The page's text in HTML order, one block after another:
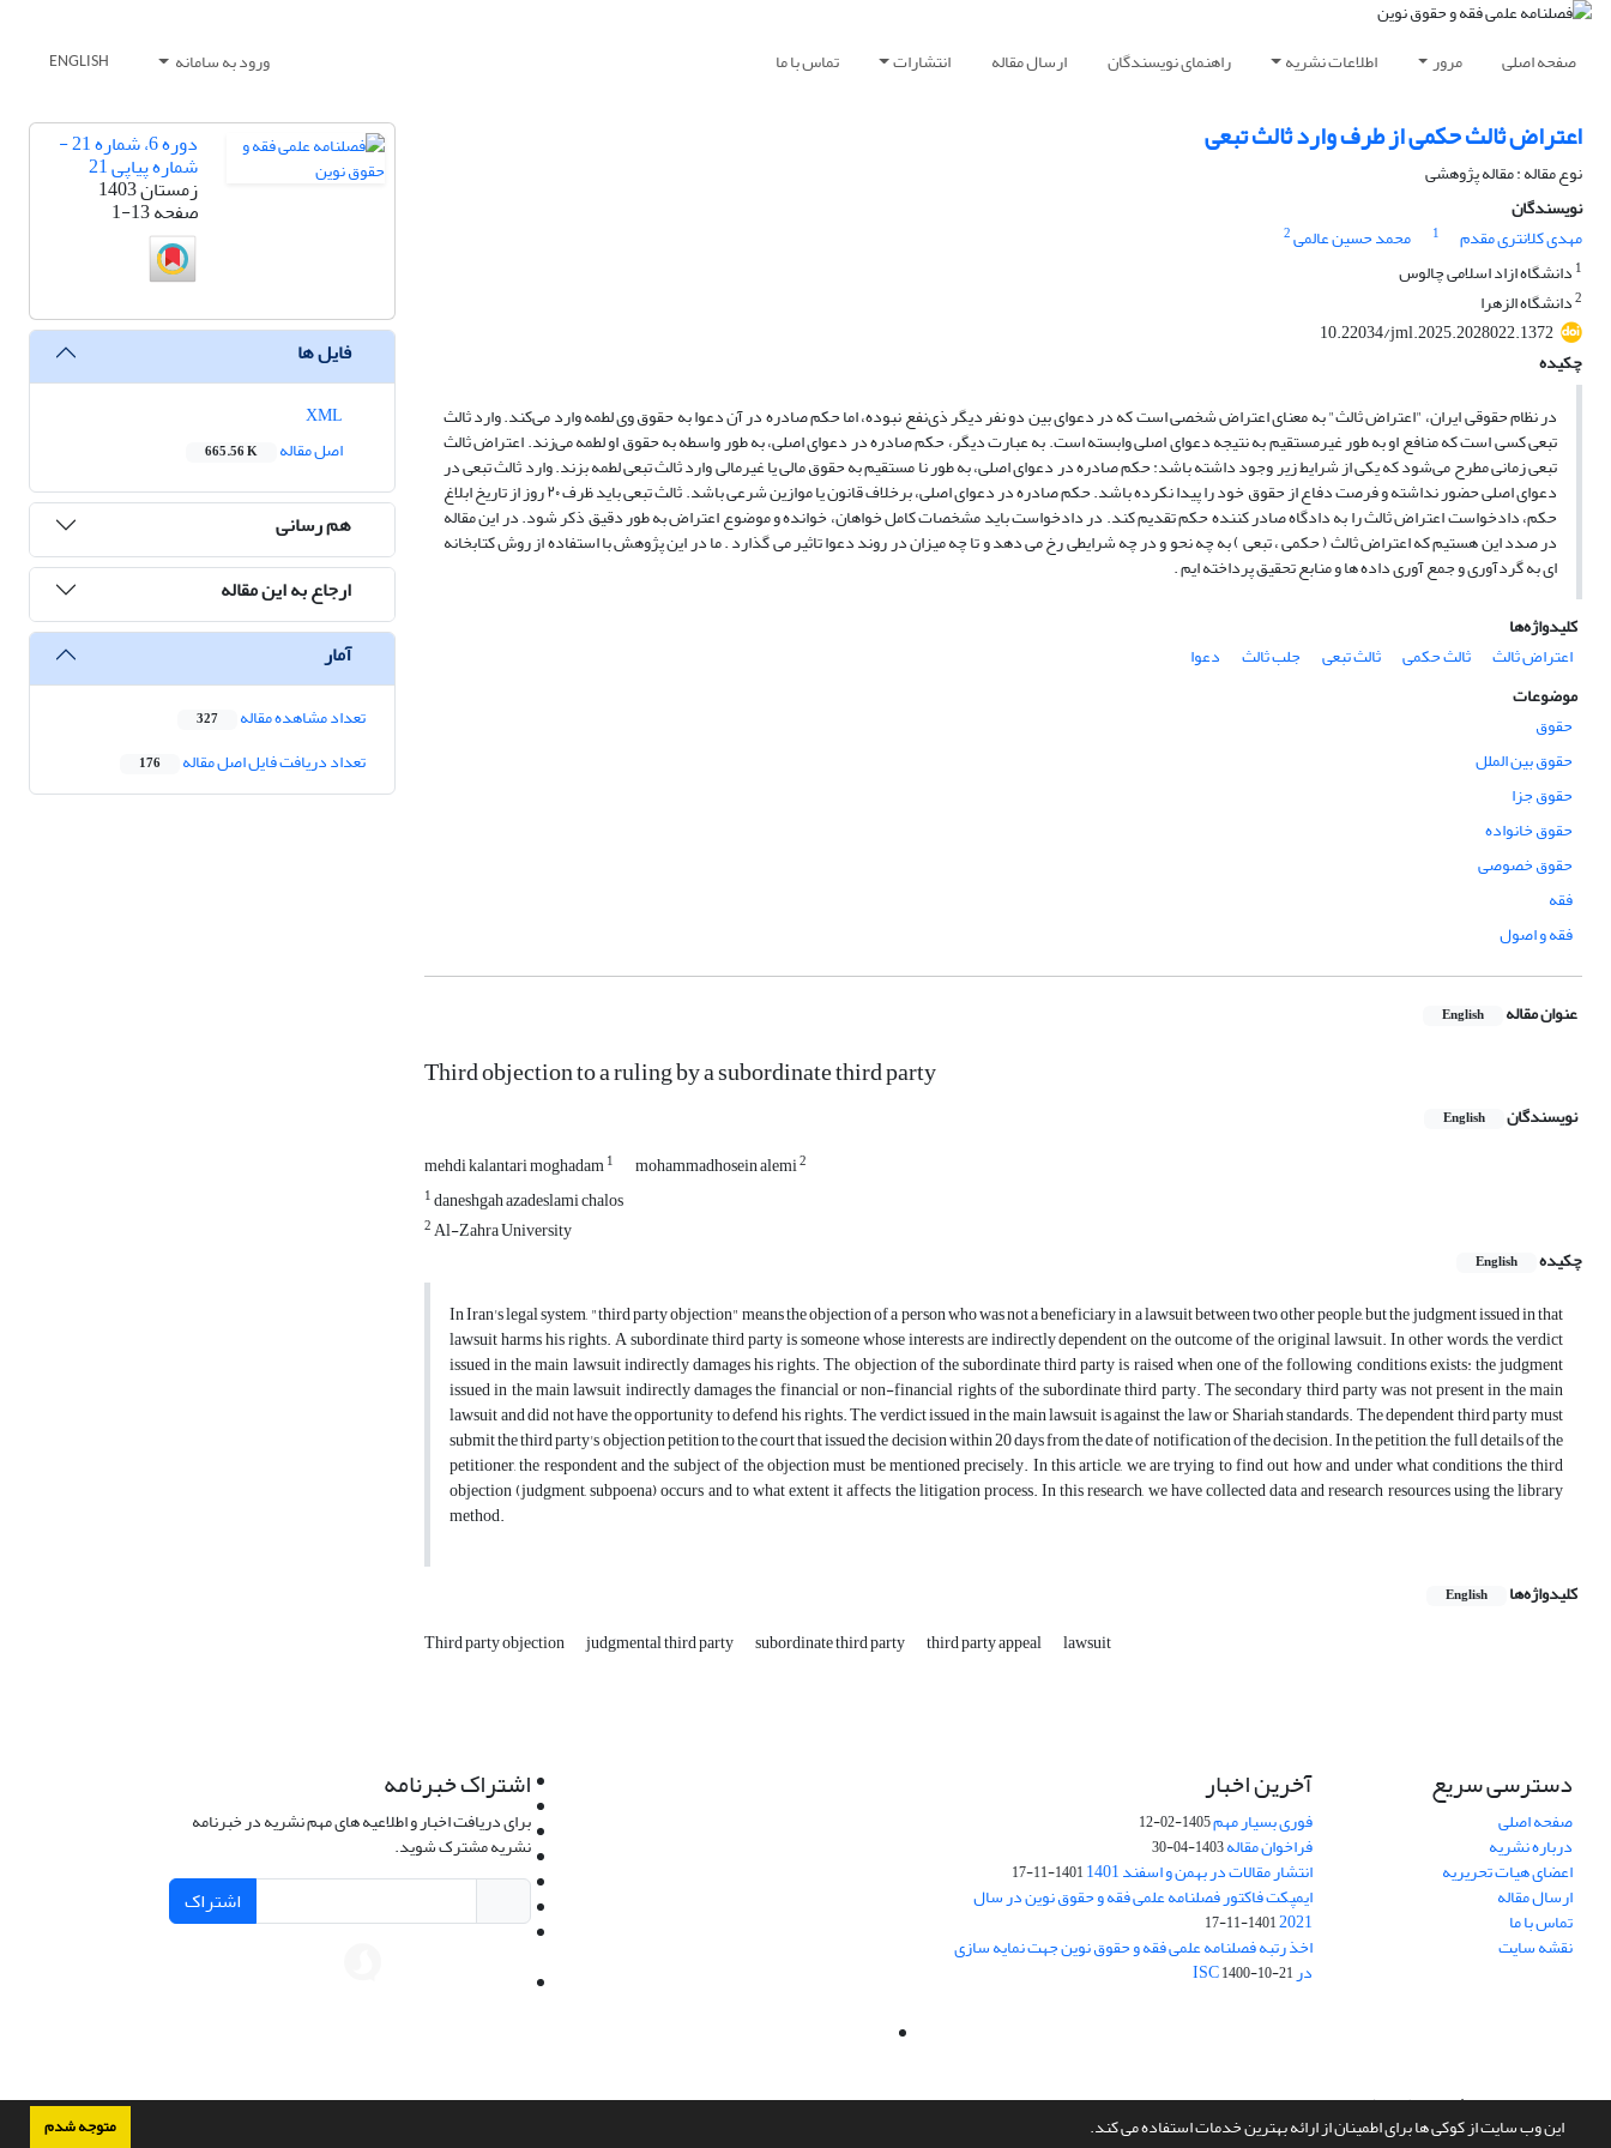
این وب سایت از کوکی ها برای اطمینان از ارائه بهترین خدمات استفاده می کند. متوجه شدم
صفحه اصلی مرور اطلاعات نشریه راهنمای نویسندگان ارسال مقاله انتشارات تماس با ما ورود به سامانه ENGLISH
اعتراض ثالث حکمی از طرف وارد ثالث تبعی
نوع مقاله : مقاله پژوهشی
نویسندگان
مهدی کلانتری مقدم
1 محمد حسین عالمی2
1 دانشگاه ازاد اسلامی چالوس
2دانشگاه الزهرا
10.22034/jml.2025.2028022.1372
چکیده
در نظام حقوقی ایران، "اعتراض ثالث" به معنای اعتراض شخصی است که در دعوای بین دو نفر دیگر ذی‌نفع نبوده، اما حکم صادره در آن دعوا به حقوق وی لطمه وارد می‌کند. وارد ثالث
تبعی کسی است که منافع او به طور غیرمستقیم به نتیجه دعوای اصلی وابسته است. به عبارت دیگر، حکم صادره در دعوای اصلی، به طور واسطه به حقوق او لطمه می‌زند. اعتراض ثالث
تبعی زمانی مطرح می‌شود که یکی از شرایط زیر وجود داشته باشد: حکم صادره در دعوای اصلی، به طور نا مستقیم به حقوق مالی یا غیرمالی وارد ثالث تبعی لطمه بزند. وارد ثالث تبعی در
دعوای اصلی حضور نداشته و فرصت دفاع از حقوق خود را پیدا نکرده باشد. حکم صادره در دعوای اصلی، برخلاف قانون یا موازین شرعی باشد. ثالث تبعی باید ظرف ۲۰ روز از تاریخ ابلاغ
حکم، دادخواست اعتراض ثالث را به دادگاه صادر کننده حکم تقدیم کند. در دادخواست باید مشخصات کامل خواهان، خوانده و موضوع اعتراض به طور دقیق ذکر شود. در این مقاله
در صدد این هستیم که اعتراض ثالث ( حکمی ، تبعی ) به چه نحو و در چه شرایطی رخ می دهد و تا چه میزان در روند دعوا تاثیر می گذارد . ما در این پژوهش با استفاده از روش کتابخانه
ای به گردآوری و جمع آوری داده ها و منابع تحقیق پرداخته ایم .
کلیدواژه‌ها
اعتراض ثالث
ثالث حکمی ثالث تبعی جلب ثالث
دعوا
موضوعات
حقوق
حقوق بین الملل
حقوق جزا
حقوق خانواده
حقوق خصوصی
فقه
فقه و اصول
عنوان مقاله English
Third objection to a ruling by a subordinate third party
نویسندگان English
mehdi kalantari moghadam1 mohammadhosein alemi2
1daneshgah azadeslami chalos
2Al-Zahra University
چکیده
English
In Iran's legal system, "third party objection" means the objection of a person who was not a beneficiary in a lawsuit between two other people, but the judgment issued in that
lawsuit harms his rights. A subordinate third party is someone whose interests are indirectly dependent on the outcome of the original lawsuit. In other words, the verdict
issued in the main lawsuit indirectly damages his rights. The objection of the subordinate third party is raised when one of the following conditions exists: the judgment
issued in the main lawsuit indirectly damages the financial or non-financial rights of the subordinate third party. The secondary third party was not present in the main
lawsuit and did not have the opportunity to defend his rights. The verdict issued in the main lawsuit is against the law or Shariah standards. The dependent third party must
submit the third party's objection petition to the court that issued the decision within 20 days from the date of notification of the decision. In the petition, the full details of the
petitioner, the respondent and the subject of the objection must be mentioned precisely. In this article, we are trying to find out how and under what conditions the third
objection (judgment, subpoena) occurs and to what extent it affects the litigation process. In this research, we have collected data and research resources using the library
method.
کلیدواژه‌ها English
Third party objection judgmental third party subordinate third party third party appeal lawsuit
دوره 6، شماره 21 -
شماره پیاپی 21
زمستان 1403
صفحه1-13
فایل ها
اصل مقاله
665.56 K
هم رسانی
ارجاع به این مقاله
آمار
تعداد مشاهده مقاله 327
تعداد دریافت فایل اصل مقاله 176
دسترسی سریع
صفحه اصلی
درباره نشریه
اعضای هیات تحریریه
ارسال مقاله
تماس با ما
نقشه سایت
آخرین اخبار
فوری بسیار مهم1405-02-12
فراخوان مقاله1403-04-30
انتشار مقالات در بهمن و اسفند 1401 1401-11-17
ایمپکت فاکتور فصلنامه علمی فقه و حقوق نوین در سال
2021
1401-11-17
اخذ رتبه فصلنامه علمی فقه و حقوق نوین جهت نمایه سازی
در ISC1400-10-21
اشتراک خبرنامه
برای دریافت اخبار و اطلاعیه های مهم نشریه در خبرنامه
نشریه مشترک شوید.
اشتراک
سامانه مدیریت نشریات علمی.طراحی و پیاده سازی ازسیناوب